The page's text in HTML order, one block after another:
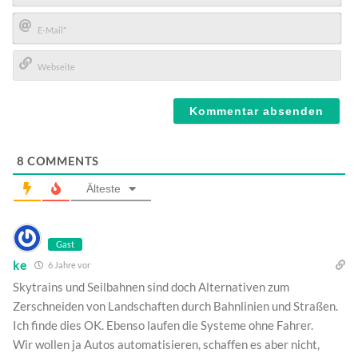
Name*
E-
Mail*
8 COMMENTS
Älteste
Gast
ke 6 Jahre vor
Skytrains und Seilbahnen sind doch Alternativen zum
Zerschneiden von Landschaften durch Bahnlinien und Straßen.
Ich finde dies OK. Ebenso laufen die Systeme ohne Fahrer.
Wir wollen ja Autos automatisieren, schaffen es aber nicht,